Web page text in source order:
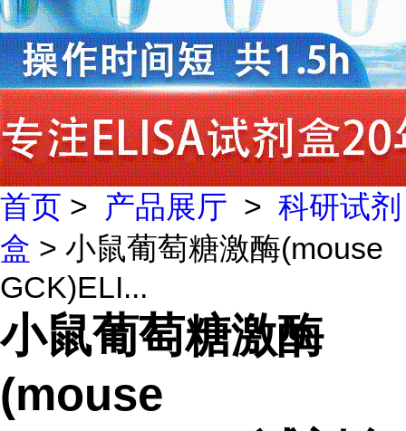
首页 > 产品展厅 > 科研试剂
盒 > 小鼠葡萄糖激酶(mouse
GCK)ELI...
小鼠葡萄糖激酶
(mouse